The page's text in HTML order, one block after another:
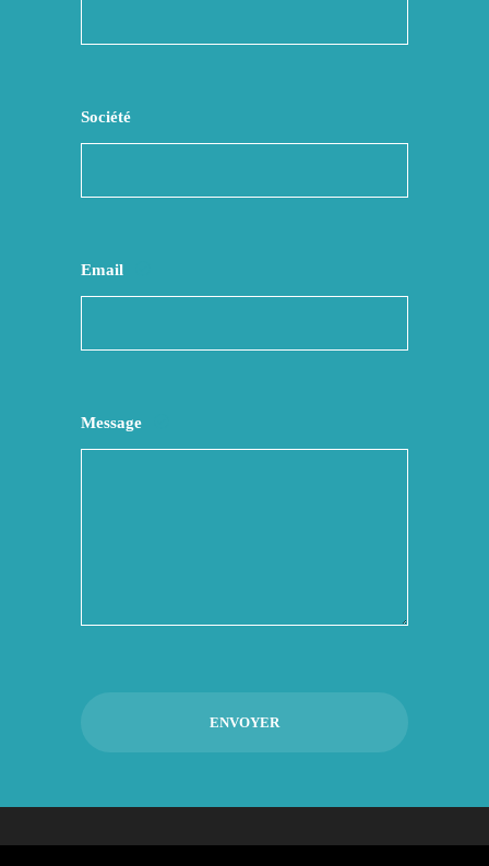
Société
Email
Message